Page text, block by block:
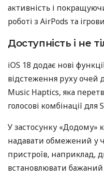
активність і
роботі з AirPods та
Доступність і не
iOS 18 додає нові
відстеження руху очей
Music Haptics, яка
голосові комбінації для
У застосунку «Додому»
надавати обмежений у
пристроїв, наприклад,
встановлювати